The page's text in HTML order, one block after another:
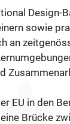
Design-
sowie
an
EU in den
Brücke